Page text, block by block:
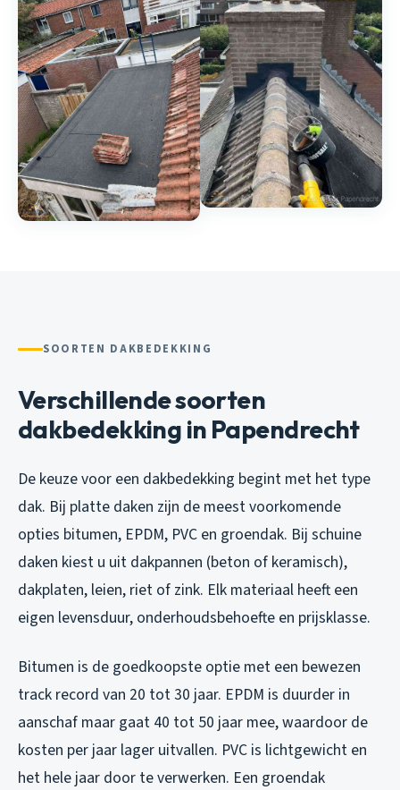
SOORTEN DAKBEDEKKING
Verschillende soorten
dakbedekking in Papendrecht
De keuze voor een dakbedekking begint met het type
dak. Bij platte daken zijn de meest voorkomende
opties bitumen, EPDM, PVC en groendak. Bij schuine
daken kiest u uit dakpannen (beton of keramisch),
dakplaten, leien, riet of zink. Elk materiaal heeft een
eigen levensduur, onderhoudsbehoefte en prijsklasse.
Bitumen is de goedkoopste optie met een bewezen
track record van 20 tot 30 jaar. EPDM is duurder in
aanschaf maar gaat 40 tot 50 jaar mee, waardoor de
kosten per jaar lager uitvallen. PVC is lichtgewicht en
het hele jaar door te verwerken. Een groendak